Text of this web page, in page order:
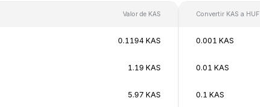
Valor de KAS
0.1194 KAS
1.19 KAS
5.97 KAS
Convertir KAS a HUF
0.001 KAS
0.01 KAS
0.1 KAS